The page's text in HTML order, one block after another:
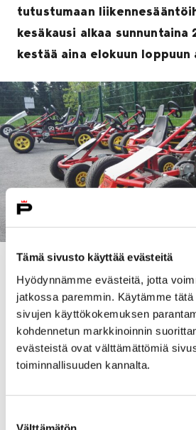
Tämä sivusto käyttää evästeitä
Hyödynnämme evästeitä, jotta
jatkossa paremmin. Käytämme
sivujen käyttökokemuksen
kohdennetun markkinoinnin
evästeistä ovat välttämättömiä
toiminnallisuuden kannalta.
tutustumaan
kesäkausi alkaa sunnuntaina
kestää aina elokuun loppuun
ja 10 polkupyörää. Puiston
autoja ja pyöriä saa lainata
kestävät puoli tuntia kerrallaan,
tasatunnein ja puolelta.
– Puistossa on paikalla myös